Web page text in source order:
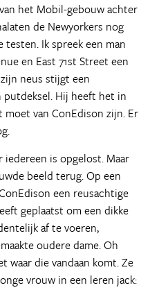
het Mobil-gebouw achter
de Newyorkers nog
Ik spreek een man
en East 71st Street een
neus stijgt een
Hij heeft het in
van ConEdison zijn. Er
is opgelost. Maar
beeld terug. Op een
een reusachtige
geplaatst om een dikke
af te voeren,
oudere dame. Oh
waar die vandaan komt. Ze
vrouw in een leren jack: